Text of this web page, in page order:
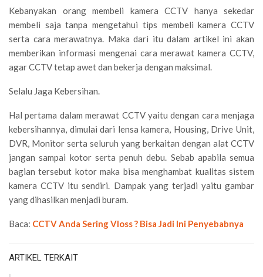
Kebanyakan orang membeli kamera CCTV hanya sekedar
membeli saja tanpa mengetahui tips membeli kamera CCTV
serta cara merawatnya. Maka dari itu dalam artikel ini akan
memberikan informasi mengenai cara merawat kamera CCTV,
agar CCTV tetap awet dan bekerja dengan maksimal.
Selalu Jaga Kebersihan.
Hal pertama dalam merawat CCTV yaitu dengan cara menjaga
kebersihannya, dimulai dari lensa kamera, Housing, Drive Unit,
DVR, Monitor serta seluruh yang berkaitan dengan alat CCTV
jangan sampai kotor serta penuh debu. Sebab apabila semua
bagian tersebut kotor maka bisa menghambat kualitas sistem
kamera CCTV itu sendiri. Dampak yang terjadi yaitu gambar
yang dihasilkan menjadi buram.
Baca: CCTV Anda Sering Vloss ? Bisa Jadi Ini Penyebabnya
ARTIKEL TERKAIT